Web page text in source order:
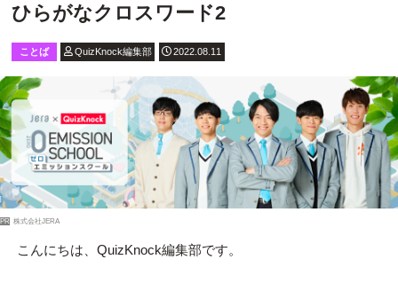
ひらがなクロスワード2
ことば QuizKnock編集部 2022.08.11
PR 株式会社JERA
こんにちは、QuizKnock編集部です。